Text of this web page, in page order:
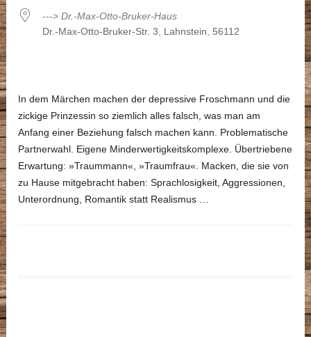
---> Dr.-Max-Otto-Bruker-Haus
Dr.-Max-Otto-Bruker-Str. 3, Lahnstein, 56112
In dem Märchen machen der depressive Froschmann und die
zickige Prinzessin so ziemlich alles falsch, was man am
Anfang einer Beziehung falsch machen kann. Problematische
Partnerwahl. Eigene Minderwertigkeitskomplexe. Übertriebene
Erwartung: »Traummann«, »Traumfrau«. Macken, die sie von
zu Hause mitgebracht haben: Sprachlosigkeit, Aggressionen,
Unterordnung, Romantik statt Realismus …